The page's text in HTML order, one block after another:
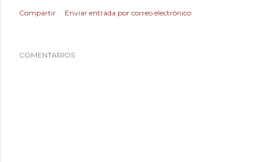
Compartir Enviar entrada por correo electrónico
COMENTARIOS